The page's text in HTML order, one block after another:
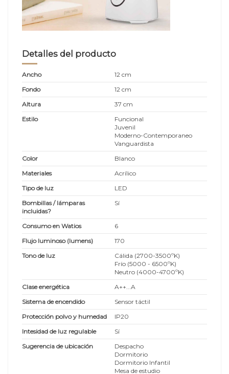
Detalles del producto
Ancho
12 cm
Fondo
12 cm
Altura
37 cm
Estilo
Funcional
Juvenil
Moderno-Contemporaneo
Vanguardista
Color
Blanco
Materiales
Acrílico
Tipo de luz
LED
Bombillas / lámparas
incluidas?
Sí
Consumo en Watios
6
Flujo luminoso (lumens)
170
Tono de luz
Cálida (2700-3500ºK)
Frío (5000 - 6500ºK)
Neutro (4000-4700ºK)
Clase energética
A++...A
Sistema de encendido
Sensor táctil
Protección polvo y humedad
IP20
Intesidad de luz regulable
Sí
Sugerencia de ubicación
Despacho
Dormitorio
Dormitorio Infantil
Mesa de estudio